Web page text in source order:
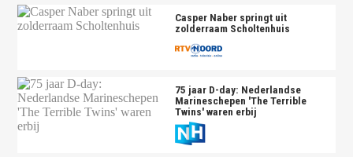
Casper Naber springt uit
zolderraam Scholtenhuis
75 jaar D-day: Nederlandse
Marineschepen 'The Terrible
Twins' waren erbij